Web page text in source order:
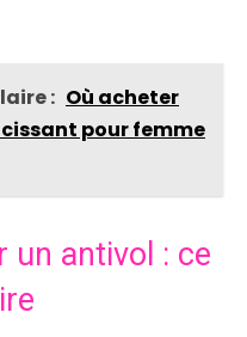
: Où acheter
pour femme
un antivol : ce